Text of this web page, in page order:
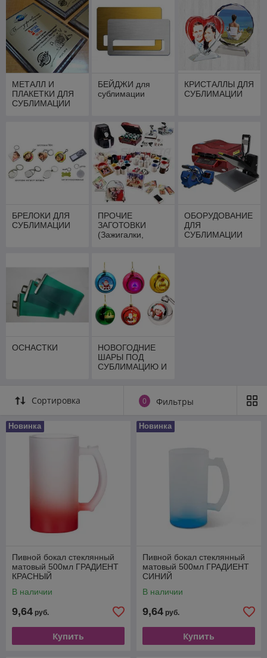
МЕТАЛЛ И
ПЛАКЕТКИ ДЛЯ
СУБЛИМАЦИИ
БЕЙДЖИ для
сублимации
КРИСТАЛЛЫ ДЛЯ
СУБЛИМАЦИИ
БРЕЛОКИ ДЛЯ
СУБЛИМАЦИИ
ПРОЧИЕ
ЗАГОТОВКИ
(Зажигалки,
ОБОРУДОВАНИЕ
ДЛЯ
СУБЛИМАЦИИ
ОСНАСТКИ
НОВОГОДНИЕ
ШАРЫ ПОД
СУБЛИМАЦИЮ И
Сортировка 0 Фильтры
Новинка
Пивной бокал стеклянный
матовый 500мл ГРАДИЕНТ
КРАСНЫЙ
В наличии
9,64 руб.
Купить
Новинка
Пивной бокал стеклянный
матовый 500мл ГРАДИЕНТ
СИНИЙ
В наличии
9,64 руб.
Купить